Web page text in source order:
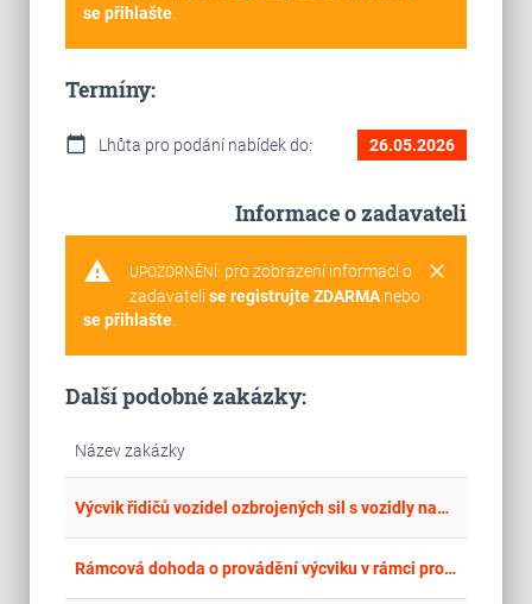
se přihlašte.
Termíny:
calendar_today Lhůta pro podání nabídek do: 26.05.2026
Informace o zadavateli
warning clear
UPOZORNĚNÍ: pro zobrazení informací o
zadavateli se registrujte ZDARMAnebo
se přihlašte.
Další podobné zakázky:
Název zakázky
Výcvik řidičů vozidel ozbrojených sil s vozidly nad 12 t
Rámcová dohoda o provádění výcviku v rámci projektu Zvyšování dovedností řidičů terénních čtyřkolek Hasičského záchranného sboru České republiky 2025